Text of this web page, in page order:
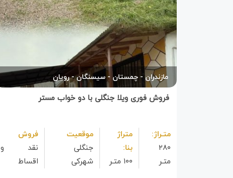
مازندران چمستان سیسنگان رویان
فروش فوری ویلا جنگلی با دو خواب مستر
متـراژ:
۲۸۰
متـر
متراژ
بنا:
۱۰۰ متـر
موقعیت
جنگلی
شهرکی
فروش
نقد و
اقساط